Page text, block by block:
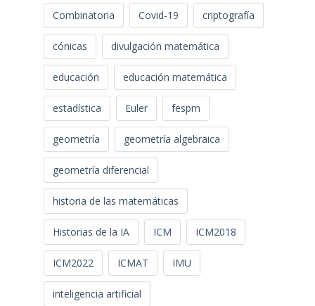
Combinatoria Covid-19 criptografía
cónicas divulgación matemática
educación educación matemática
estadística Euler fespm
geometría geometría algebraica
geometría diferencial
historia de las matemáticas
Historias de la IA ICM ICM2018
ICM2022 ICMAT IMU
inteligencia artificial